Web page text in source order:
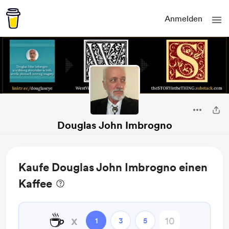
Anmelden
Douglas John Imbrogno
Kaufe Douglas John Imbrogno einen
Kaffee
☕ x 1 3 5